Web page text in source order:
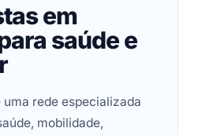
em
saúde e
uma rede especializada
mobilidade,